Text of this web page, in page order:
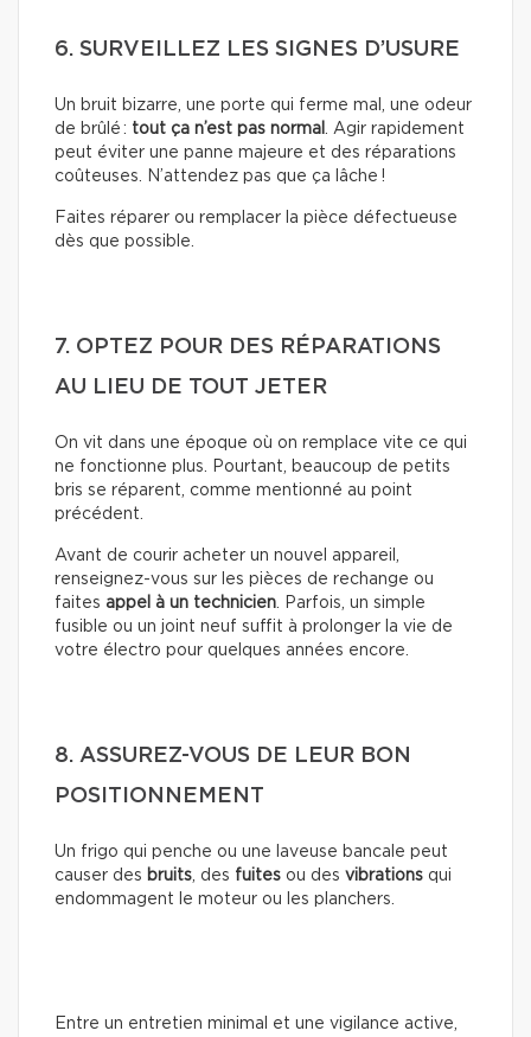
6. SURVEILLEZ LES SIGNES D’USURE
Un bruit bizarre, une porte qui ferme mal, une odeur
de brûlé : tout ça n’est pas normal
. Agir rapidement
peut éviter une panne majeure et des réparations
coûteuses. N’attendez pas que ça lâche !
Faites réparer ou remplacer la pièce défectueuse
dès que possible.
7. OPTEZ POUR DES RÉPARATIONS
AU LIEU DE TOUT JETER
On vit dans une époque où on remplace vite ce qui
ne fonctionne plus. Pourtant, beaucoup de petits
bris se réparent, comme mentionné au point
précédent.
Avant de courir acheter un nouvel appareil,
renseignez-vous sur les pièces de rechange ou
faites appel à un technicien . Parfois, un simple
fusible ou un joint neuf suffit à prolonger la vie de
votre électro pour quelques années encore.
8. ASSUREZ-VOUS DE LEUR BON
POSITIONNEMENT
Un frigo qui penche ou une laveuse bancale peut
causer des bruits , des fuites ou des vibrations qui
endommagent le moteur ou les planchers.
Entre un entretien minimal et une vigilance active,